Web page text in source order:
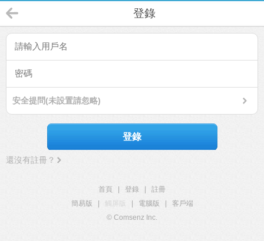
登錄
安全提問(未設置請忽略)
登錄
還沒有註冊？
首頁 登錄
註冊
簡易版
觸屏版 電腦版
客戶端
© Comsenz Inc.